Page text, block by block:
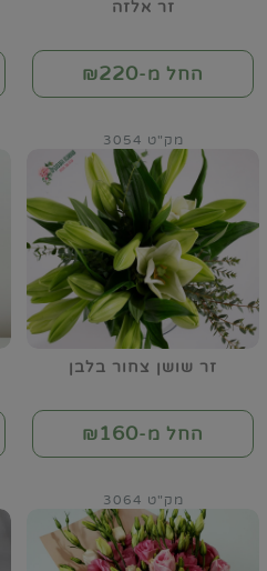
זר אלזה
החל מ-₪220
זר שושן צחור בלבן
מק"ט 3054
החל מ-₪160
מק"ט 3064